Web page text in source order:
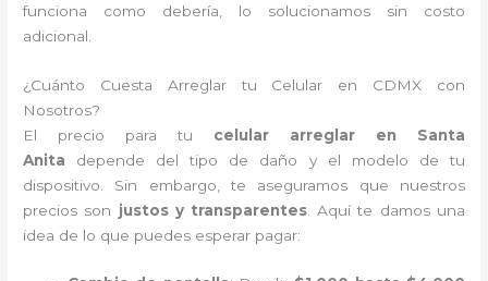
funciona como debería, lo solucionamos sin costo
adicional.
¿Cuánto Cuesta Arreglar tu Celular en CDMX con
Nosotros?
El precio para tu celular arreglar en Santa
Anita depende del tipo de daño y el modelo de tu
dispositivo. Sin embargo, te aseguramos que nuestros
precios son justos y transparentes . Aquí te damos una
idea de lo que puedes esperar pagar: